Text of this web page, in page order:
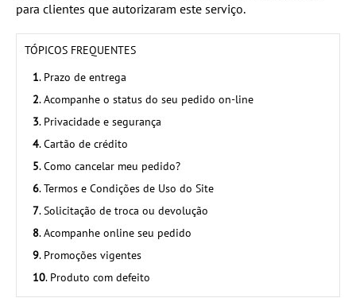
para clientes que autorizaram este serviço.
TÓPICOS FREQUENTES
1. Prazo de entrega
2. Acompanhe o status do seu pedido on-line
3. Privacidade e segurança
4. Cartão de crédito
5. Como cancelar meu pedido?
6. Termos e Condições de Uso do Site
7. Solicitação de troca ou devolução
8. Acompanhe online seu pedido
9. Promoções vigentes
10. Produto com defeito